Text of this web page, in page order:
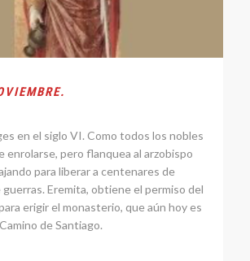
en el siglo VI. Como todos los nobles
enrolarse, pero flanquea al arzobispo
para liberar a centenares de
Eremita, obtiene el permiso del
erigir el monasterio, que aún hoy es
de Santiago.